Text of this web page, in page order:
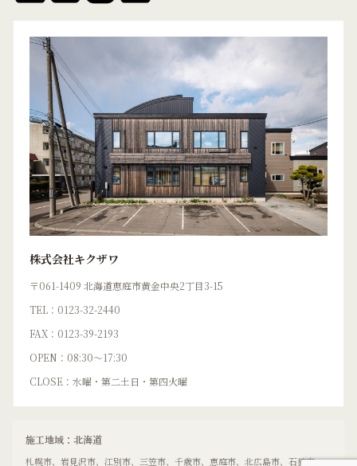
株式会社キクザワ
〒061-1409 北海道恵庭市黄金中央2丁目3-15
TEL：0123-32-2440
FAX：0123-39-2193
OPEN：08:30〜17:30
CLOSE：水曜・第二土日・第四火曜
施工地域：北海道
札幌市、岩見沢市、江別市、三笠市、千歳市、恵庭市、北広島市、石狩市、